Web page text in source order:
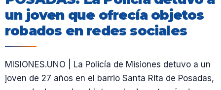
un joven que ofrecía objetos
robados en redes sociales
MISIONES.UNO | La Policía de Misiones detuvo a un
joven de 27 años en el barrio Santa Rita de Posadas,